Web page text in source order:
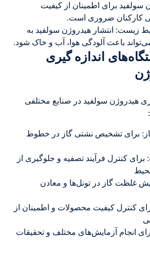
برای اطمینان از کیفیت
کارکنان ضروری است.
زیست: انتشار هیدروژن سولفید به
باعث آلودگی هوا، آب و خاک شود.
اندازه گیری
هیدروژن سولفید در صنایع مختلفی
برای تشخیص نشتی گاز در خطوط
کنترل فرآیند تصفیه و جلوگیری از
غلظت گاز در تونل‌ها و معادن
کنترل کیفیت محصولات و اطمینان از
انجام آزمایش‌های مختلف و تحقیقات